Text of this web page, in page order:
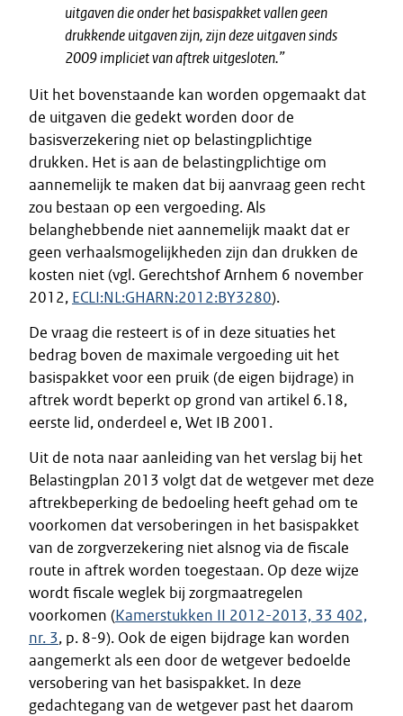
uitgaven die onder het basispakket vallen geen
drukkende uitgaven zijn, zijn deze uitgaven sinds
2009 impliciet van aftrek uitgesloten.”
Uit het bovenstaande kan worden opgemaakt dat
de uitgaven die gedekt worden door de
basisverzekering niet op belastingplichtige
drukken. Het is aan de belastingplichtige om
aannemelijk te maken dat bij aanvraag geen recht
zou bestaan op een vergoeding. Als
belanghebbende niet aannemelijk maakt dat er
geen verhaalsmogelijkheden zijn dan drukken de
kosten niet (vgl. Gerechtshof Arnhem 6 november
2012, ECLI:NL:GHARN:2012:BY3280).
De vraag die resteert is of in deze situaties het
bedrag boven de maximale vergoeding uit het
basispakket voor een pruik (de eigen bijdrage) in
aftrek wordt beperkt op grond van artikel 6.18,
eerste lid, onderdeel e, Wet IB 2001.
Uit de nota naar aanleiding van het verslag bij het
Belastingplan 2013 volgt dat de wetgever met deze
aftrekbeperking de bedoeling heeft gehad om te
voorkomen dat versoberingen in het basispakket
van de zorgverzekering niet alsnog via de fiscale
route in aftrek worden toegestaan. Op deze wijze
wordt fiscale weglek bij zorgmaatregelen
voorkomen (Kamerstukken II 2012-2013, 33 402,
nr. 3, p. 8-9). Ook de eigen bijdrage kan worden
aangemerkt als een door de wetgever bedoelde
versobering van het basispakket. In deze
gedachtegang van de wetgever past het daarom